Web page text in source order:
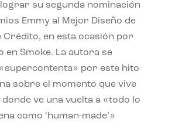
lograr su segunda nominación
Emmy al Mejor Diseño de
Crédito, en esta ocasión por
en Smoke. La autora se
por este hito
sobre el momento que vive
ve una vuelta a «todo lo
como ‘human-made’»